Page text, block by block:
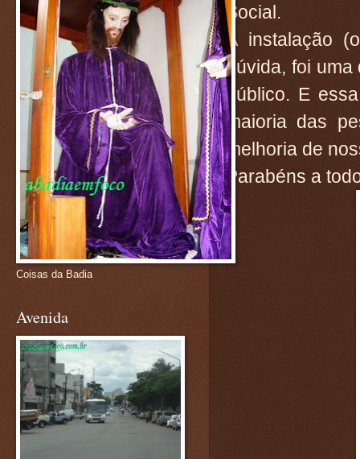
Social.
A instalação
dúvida, foi
público. E
maioria das
melhoria de
Parabéns a
Coisas da Badia
Avenida